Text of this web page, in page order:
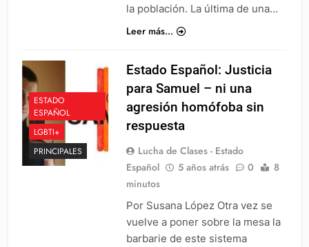
la población. La última de una…
Leer más...
ESTADO
ESPAÑOL
LGBTI+
PRINCIPALES
Estado Español: Justicia
para Samuel – ni una
agresión homófoba sin
respuesta
Lucha de Clases - Estado
Español
5 años atrás 0
8
minutos
Por Susana López Otra vez se
vuelve a poner sobre la mesa la
barbarie de este sistema